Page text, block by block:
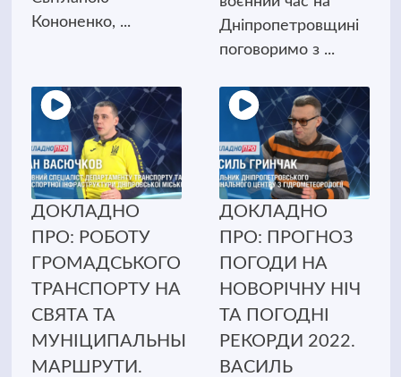
Кононенко, ...
Дніпропетровщині
поговоримо з ...
ДОКЛАДНО
ПРО: РОБОТУ
ГРОМАДСЬКОГО
ТРАНСПОРТУ НА
СВЯТА ТА
МУНІЦИПАЛЬНЫ
МАРШРУТИ.
ДОКЛАДНО
ПРО: ПРОГНОЗ
ПОГОДИ НА
НОВОРІЧНУ НІЧ
ТА ПОГОДНІ
РЕКОРДИ 2022.
ВАСИЛЬ